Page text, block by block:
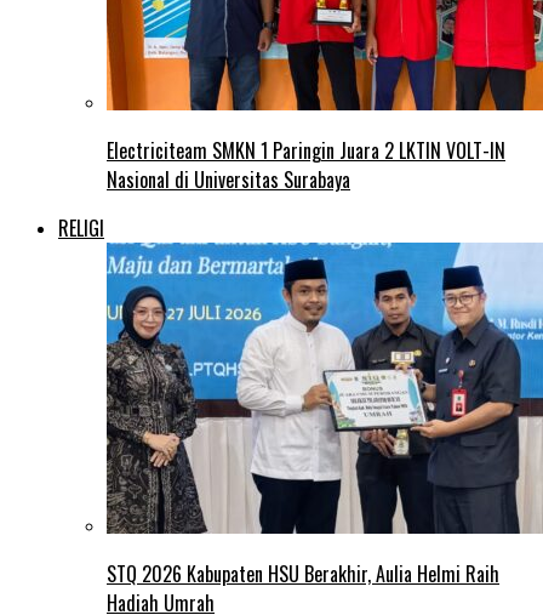
Electriciteam SMKN 1 Paringin Juara 2 LKTIN VOLT-IN
Nasional di Universitas Surabaya
RELIGI
STQ 2026 Kabupaten HSU Berakhir, Aulia Helmi Raih
Hadiah Umrah